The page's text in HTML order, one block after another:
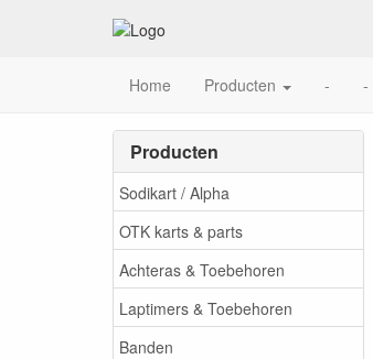
Home Producten - -
Producten
Sodikart / Alpha
OTK karts & parts
Achteras & Toebehoren
Laptimers & Toebehoren
Banden